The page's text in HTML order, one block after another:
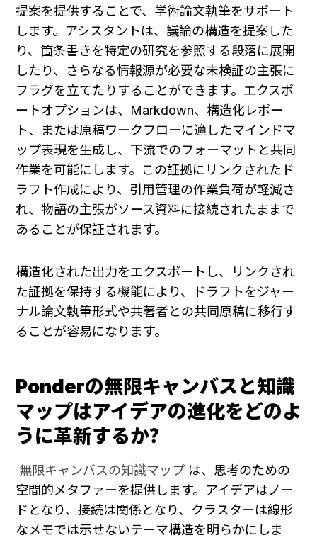
提案を提供することで、学術論文執筆をサポート
します。アシスタントは、議論の構造を提案した
り、箇条書きを特定の研究を参照する段落に展開
したり、さらなる情報源が必要な未検証の主張に
フラグを立てたりすることができます。エクスポ
ートオプションは、Markdown、構造化レポー
ト、または原稿ワークフローに適したマインドマ
ップ表現を生成し、下流でのフォーマットと共同
作業を可能にします。この証拠にリンクされたド
ラフト作成により、引用管理の作業負荷が軽減さ
れ、物語の主張がソース資料に接続されたままで
あることが保証されます。
構造化された出力をエクスポートし、リンクされ
た証拠を保持する機能により、ドラフトをジャー
ナル論文執筆形式や共著者との共同原稿に移行す
ることが容易になります。
Ponderの無限キャンバスと知識
マップはアイデアの進化をどのよ
うに革新するか？
無限キャンバスの知識マップ は、思考のための
空間的メタファーを提供します。アイデアはノー
ドとなり、接続は関係となり、クラスターは線形
なメモでは示せないテーマ構造を明らかにしま